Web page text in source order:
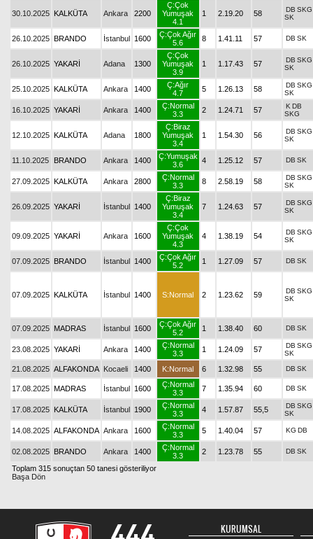
30.10.2025 KALKÜTA Ankara 2200
Ç:Çok
Yumuşak
4.1
1 2.19.20 58 DB SKG
SK
26.10.2025 BRANDO İstanbul 1600
Ç:Çok Ağır
5.6
8 1.41.11 57 DB SK
26.10.2025 YAKARİ Adana 1300
Ç:Çok
Yumuşak
3.9
1 1.17.43 57 DB SKG
SK
25.10.2025 KALKÜTA Ankara 1400
Ç:Ağır
4.7
5 1.26.13 58 DB SKG
SK
16.10.2025 YAKARİ Ankara 1400
Ç:Normal
3.3
2 1.24.71 57 K DB
SKG
12.10.2025 KALKÜTA Adana 1800
Ç:Biraz
Yumuşak
3.4
1 1.54.30 56 DB SKG
SK
11.10.2025 BRANDO Ankara 1400
Ç:Yumuşak
3.6
4 1.25.12 57 DB SK
27.09.2025 KALKÜTA Ankara 2800
Ç:Normal
3.3
8 2.58.19 58 DB SKG
SK
26.09.2025 YAKARİ İstanbul 1400
Ç:Biraz
Yumuşak
3.4
7 1.24.63 57 DB SKG
SK
09.09.2025 YAKARİ Ankara 1600
Ç:Çok
Yumuşak
4.3
4 1.38.19 54 DB SKG
SK
07.09.2025 BRANDO İstanbul 1400
Ç:Çok Ağır
5.2
1 1.27.09 57 DB SK
07.09.2025 KALKÜTA İstanbul 1400 S:Normal 2 1.23.62 59 DB SKG
SK
07.09.2025 MADRAS İstanbul 1600
Ç:Çok Ağır
5.2
1 1.38.40 60 DB SK
23.08.2025 YAKARİ Ankara 1400
Ç:Normal
3.3
1 1.24.09 57 DB SKG
SK
21.08.2025 ALFAKONDA Kocaeli 1400 K:Normal 6 1.32.98 55 DB SK
17.08.2025 MADRAS İstanbul 1600
Ç:Normal
3.3
7 1.35.94 60 DB SK
17.08.2025 KALKÜTA İstanbul 1900
Ç:Normal
3.3
4 1.57.87 55,5 DB SKG
SK
14.08.2025 ALFAKONDA Ankara 1600
Ç:Normal
3.3
5 1.40.04 57 KG DB
02.08.2025 BRANDO Ankara 1400
Ç:Normal
3.3
2 1.23.78 55 DB SK
Toplam 315 sonuçtan 50 tanesi gösteriliyor
Başa Dön
KURUMSAL